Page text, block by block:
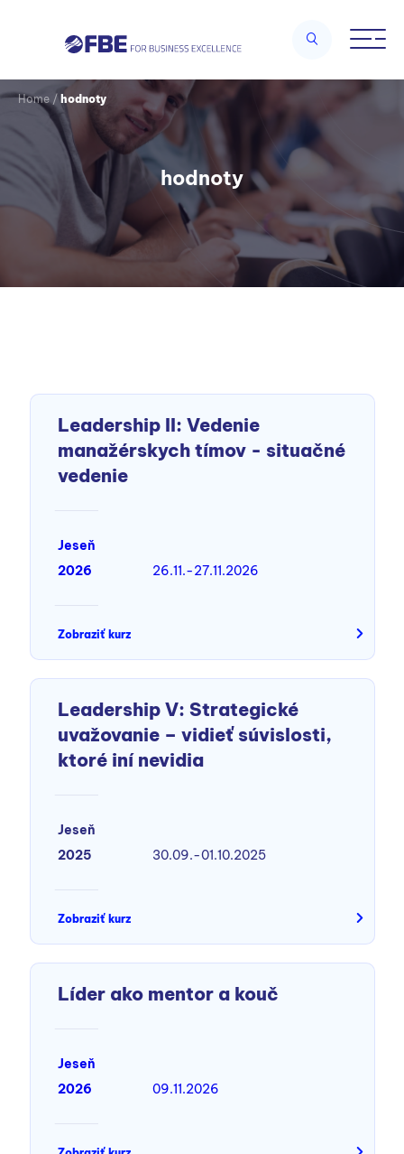
hodnoty
Home / hodnoty
Leadership II: Vedenie
manažérskych tímov - situačné
vedenie
Jeseň
2026
26.11.-27.11.2026
Zobraziť kurz
Leadership V: Strategické
uvažovanie – vidieť súvislosti,
ktoré iní nevidia
Jeseň
2025
30.09.-01.10.2025
Zobraziť kurz
Líder ako mentor a kouč
Jeseň
2026
09.11.2026